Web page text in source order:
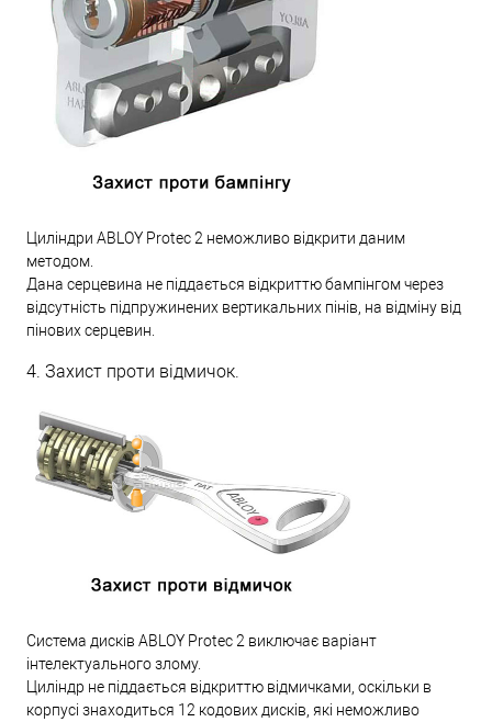
Циліндри ABLOY Protec 2 неможливо відкрити даним
методом.
Дана серцевина не піддається відкриттю бампінгом через
відсутність підпружинених вертикальних пінів, на відміну від
пінових серцевин.
4. Захист проти відмичок.
Система дисків ABLOY Protec 2 виключає варіант
інтелектуального злому.
Циліндр не піддається відкриттю відмичками, оскільки в
корпусі знаходиться 12 кодових дисків, які неможливо